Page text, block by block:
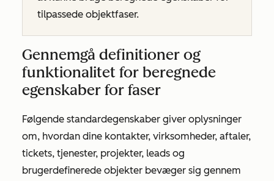
tilpassede objektfaser.
Gennemgå definitioner og
funktionalitet for beregnede
egenskaber for faser
Følgende standardegenskaber giver oplysninger
om, hvordan dine kontakter, virksomheder, aftaler,
tickets, tjenester, projekter, leads og
brugerdefinerede objekter bevæger sig gennem